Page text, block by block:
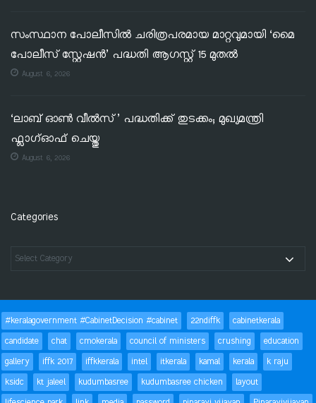
സംസ്ഥാന പോലീസിൽ ചരിത്രപരമായ മാറ്റവുമായി ‘മൈ
പോലീസ് സ്റ്റേഷൻ’ പദ്ധതി ആഗസ്റ്റ് 15 മുതൽ
August 6, 2026
‘ലാബ് ഓൺ വീൽസ്’ പദ്ധതിക്ക് തുടക്കം; മുഖ്യമന്ത്രി
ഫ്ലാഗ്ഓഫ് ചെയ്തു
August 6, 2026
Categories
#keralagovernment #CabinetDecision #cabinet 22ndiffk
cabinetkerala
candidate
chat cmokerala council of ministers crushing
education
gallery
iffk 2017 iffkkerala intel itkerala kamal kerala
k raju
ksidc
kt jaleel kudumbasree kudumbasree chicken
layout